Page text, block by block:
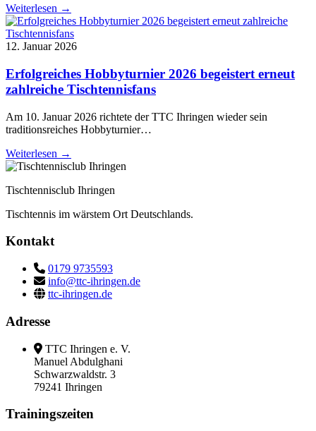
Weiterlesen →
12. Januar 2026
Erfolgreiches Hobbyturnier 2026 begeistert erneut
zahlreiche Tischtennisfans
Am 10. Januar 2026 richtete der TTC Ihringen wieder sein
traditionsreiches Hobbyturnier…
Weiterlesen →
Tischtennisclub Ihringen
Tischtennis im wärstem Ort Deutschlands.
Kontakt
0179 9735593
info@ttc-ihringen.de
ttc-ihringen.de
Adresse
TTC Ihringen e. V.
Manuel Abdulghani
Schwarzwaldstr. 3
79241 Ihringen
Trainingszeiten